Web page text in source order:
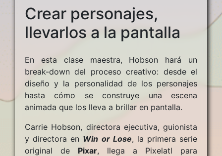
Crear personajes,
llevarlos a la pantalla
En esta clase maestra, Hobson hará un
break-down del proceso creativo: desde el
diseño y la personalidad de los personajes
hasta cómo se construye una escena
animada que los lleva a brillar en pantalla.
Carrie Hobson, directora ejecutiva, guionista
y directora en Win or Lose, la primera serie
original de Pixar, llega a Pixelatl para